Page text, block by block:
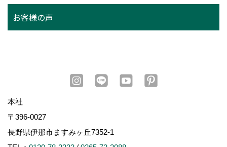
お客様の声
本社
〒396-0027
長野県伊那市ますみヶ丘7352-1